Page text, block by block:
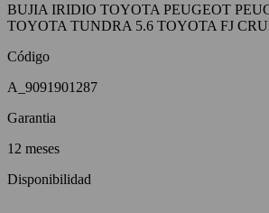
BUJIA IRIDIO TOYOTA PEUGEOT
TOYOTA TUNDRA 5.6 TOYOTA FJ
Código
A_9091901287
Garantia
12 meses
Disponibilidad